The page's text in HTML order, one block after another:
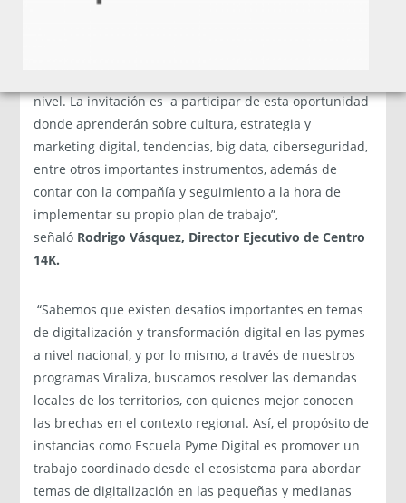
estamos felices de presentar este programa que
nivel. La invitación es a participar de esta oportunidad
donde aprenderán sobre cultura, estrategia y
marketing digital, tendencias, big data, ciberseguridad,
entre otros importantes instrumentos, además de
contar con la compañía y seguimiento a la hora de
implementar su propio plan de trabajo”,
señaló Rodrigo Vásquez, Director Ejecutivo de Centro
14K.
“Sabemos que existen desafíos importantes en temas
de digitalización y transformación digital en las pymes
a nivel nacional, y por lo mismo, a través de nuestros
programas Viraliza, buscamos resolver las demandas
locales de los territorios, con quienes mejor conocen
las brechas en el contexto regional. Así, el propósito de
instancias como Escuela Pyme Digital es promover un
trabajo coordinado desde el ecosistema para abordar
temas de digitalización en las pequeñas y medianas